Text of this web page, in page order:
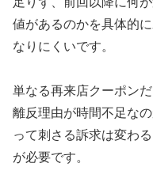
値があるのかを具体的
なりにくいです。
単なる再来店クーポン
離反理由が時間不足な
って刺さる訴求は変わ
が必要です。